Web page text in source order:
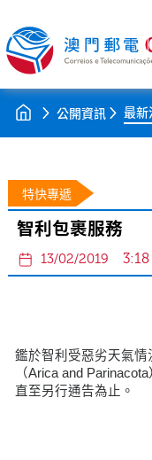
公開資訊 最新
特快專遞
智利包裹服務
13/02/2019
鑑於智利受惡劣天氣情
（Arica and
直至另行通告為止。